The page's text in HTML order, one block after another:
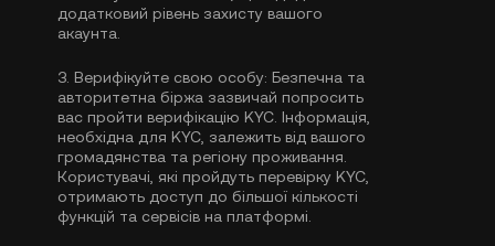
додатковий рівень захисту вашого
акаунта.
3. Верифікуйте свою особу: Безпечна та
авторитетна біржа зазвичай попросить
вас пройти верифікацію KYC . Інформація,
необхідна для KYC, залежить від вашого
громадянства та регіону проживання.
Користувачі, які пройдуть перевірку KYC,
отримають доступ до більшої кількості
функцій та сервісів на платформі.